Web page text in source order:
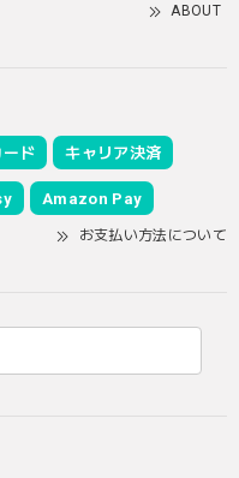
ABOUT
ド キャリア決済
Amazon Pay
お支払い方法について